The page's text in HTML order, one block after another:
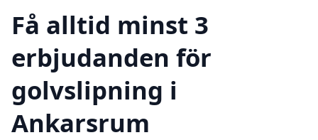
Få alltid minst 3
erbjudanden för
golvslipning i
Ankarsrum